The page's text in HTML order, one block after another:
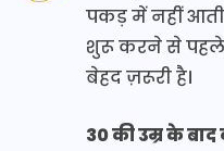
पकड़ में नहीं
शुरू करने से
बेहद ज़रूरी है।
30 की उम्र के